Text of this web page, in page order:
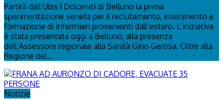
Partirà dall’Ulss 1 Dolomiti di Belluno la prima
sperimentazione veneta per il reclutamento, inserimento e
formazione di infermieri provenienti dall’estero. L’iniziativa
è stata presentata oggi a Belluno, alla presenza
dell’Assessore regionale alla Sanità Gino Gerosa. Oltre alla
Regione del...
Notizie